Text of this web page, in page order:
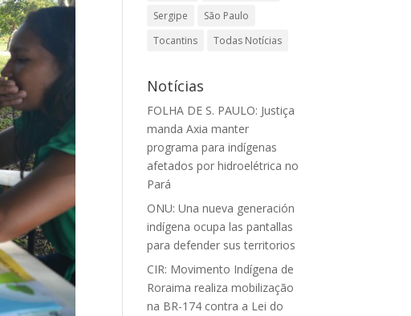
Sergipe
São Paulo
Tocantins
Todas Notícias
Notícias
FOLHA DE S. PAULO: Justiça
manda Axia manter
programa para indígenas
afetados por hidroelétrica no
Pará
ONU: Una nueva generación
indígena ocupa las pantallas
para defender sus territorios
CIR: Movimento Indígena de
Roraima realiza mobilização
na BR-174 contra a Lei do